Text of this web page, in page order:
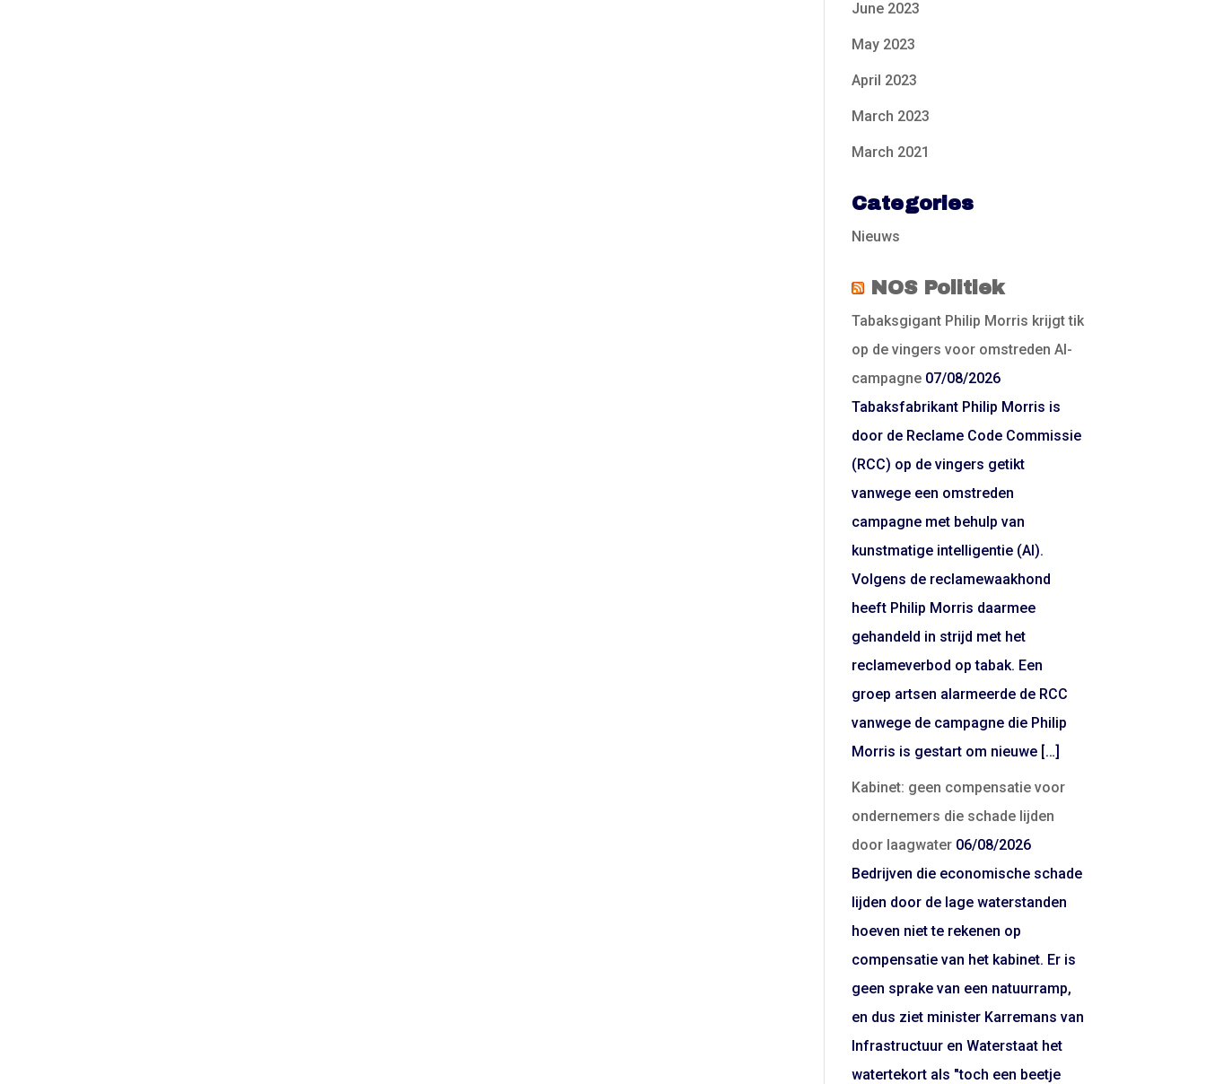
June 2023
May 2023
April 2023
March 2023
March 2021
Categories
Nieuws
NOS Politiek
Tabaksgigant Philip Morris krijgt tik
op de vingers voor omstreden AI-
campagne 07/08/2026
Tabaksfabrikant Philip Morris is
door de Reclame Code Commissie
(RCC) op de vingers getikt
vanwege een omstreden
campagne met behulp van
kunstmatige intelligentie (AI).
Volgens de reclamewaakhond
heeft Philip Morris daarmee
gehandeld in strijd met het
reclameverbod op tabak. Een
groep artsen alarmeerde de RCC
vanwege de campagne die Philip
Morris is gestart om nieuwe […]
Kabinet: geen compensatie voor
ondernemers die schade lijden
door laagwater 06/08/2026
Bedrijven die economische schade
lijden door de lage waterstanden
hoeven niet te rekenen op
compensatie van het kabinet. Er is
geen sprake van een natuurramp,
en dus ziet minister Karremans van
Infrastructuur en Waterstaat het
watertekort als "toch een beetje